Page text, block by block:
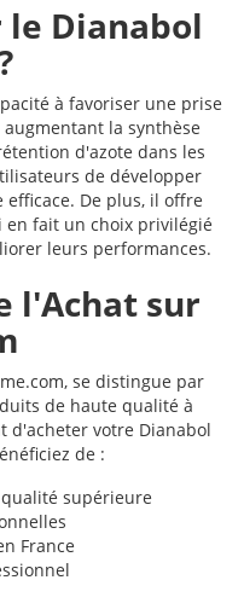
Dianabol
à favoriser une prise
la synthèse
d'azote dans les
de développer
De plus, il offre
en fait un choix privilégié
leurs performances.
l'Achat sur
se distingue par
de haute qualité à
d'acheter votre Dianabol
de :
supérieure
France